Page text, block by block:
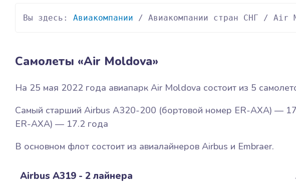
Вы здесь: Авиакомпании / Авиакомпании стран СНГ / Air
Самолеты «Air Moldova»
На 25 мая 2022 года авиапарк Air Moldova состоит из 5
Самый старший Airbus A320-200 (бортовой номер ER-AXA) —
ER-AXA) — 17.2 года
В основном флот состоит из авиалайнеров Airbus и Embraer.
Airbus A319 - 2 лайнера